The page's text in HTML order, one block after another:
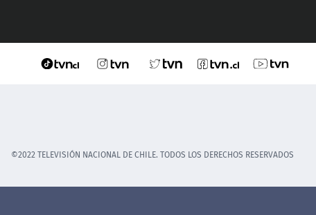
©2022 TELEVISIÓN NACIONAL DE CHILE. TODOS LOS DERECHOS RESERVADOS